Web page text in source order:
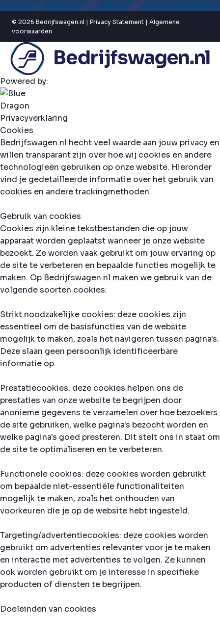
© 2026 Bedrijfswagen.nl | Privacy Statement | Algemene
voorwaarden
Powered by:
Privacyverklaring
Cookies
Bedrijfswagen.nl hecht veel waarde aan jouw privacy en
willen transparant zijn over hoe wij cookies en andere
technologieën gebruiken op onze website. Hieronder
vind je gedetailleerde informatie over het gebruik van
cookies en andere trackingmethoden.
Gebruik van cookies
Cookies zijn kleine tekstbestanden die op jouw
apparaat worden geplaatst wanneer je onze website
bezoekt. Ze worden vaak gebruikt om jouw ervaring op
de site te verbeteren en bepaalde functies mogelijk te
maken. Op Bedrijfswagen.nl maken we gebruik van de
volgende soorten cookies:
Strikt noodzakelijke cookies: deze cookies zijn
essentieel om de basisfuncties van de website
mogelijk te maken, zoals het navigeren tussen pagina's.
Deze slaan geen persoonlijk identificeerbare
informatie op.
Prestatiecookies: deze cookies helpen ons de
prestaties van onze website te begrijpen door
anonieme gegevens te verzamelen over hoe bezoekers
de site gebruiken, welke pagina's bezocht worden en
welke pagina's goed presteren. Dit stelt ons in staat om
de site te optimaliseren en te verbeteren.
Functionele cookies: deze cookies worden gebruikt
om bepaalde niet-essentiële functionaliteiten
mogelijk te maken, zoals het onthouden van
voorkeuren die je op de website hebt ingesteld.
Targeting/advertentiecookies: deze cookies worden
gebruikt om advertenties relevanter voor je te maken
en interactie met advertenties te volgen. Ze kunnen
ook worden gebruikt om je interesse in specifieke
producten of diensten te begrijpen.
Doeleinden van cookies